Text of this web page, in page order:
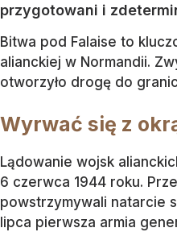
przygotowani i
Bitwa pod Falaise to
alianckiej w Normandii.
otworzyło drogę do
Wyrwać się z
Lądowanie wojsk
6 czerwca 1944 roku.
powstrzymywali natarcie
lipca pierwsza armia